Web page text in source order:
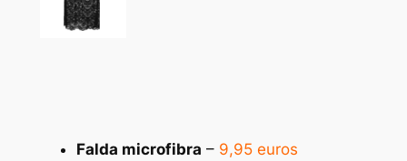
Falda microfibra –9,95 euros